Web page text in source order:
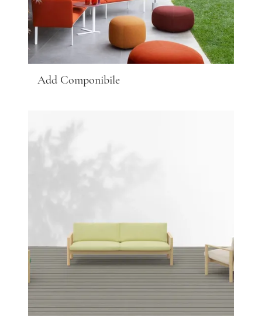
Add Componibile